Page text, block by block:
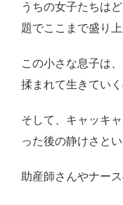
うちの女子たちは
題でここまで盛り
この小さな息子は
揉まれて生きてい
そして、キャッキ
った後の静けさと
助産師さんやナー